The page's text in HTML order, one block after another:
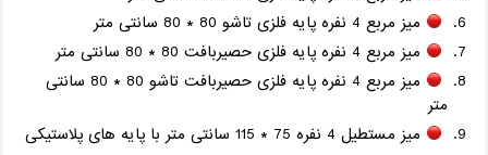
میز مربع 4 نفره پایه فلزی تاشو 80 * 80 سانتی متر
میز مربع 4 نفره پایه فلزی حصیربافت 80 * 80 سانتی متر
میز مربع 4 نفره پایه فلزی حصیربافت تاشو 80 * 80 سانتی
متر
میز مستطیل 4 نفره 75 * 115 سانتی متر با پایه های پلاستیکی